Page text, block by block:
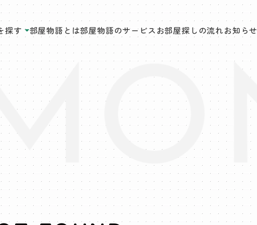
探す 部屋物語とは部屋物語のサービス お部屋探しの流れお知らせ